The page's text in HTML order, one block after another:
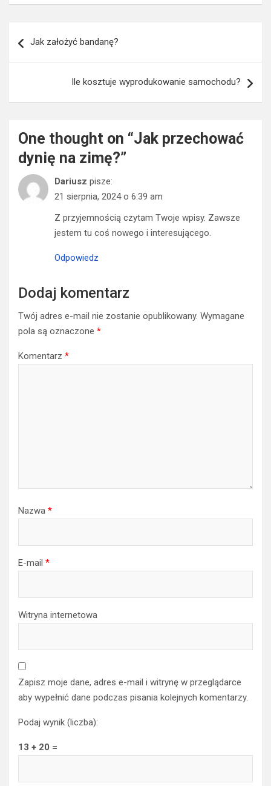
wpisu
Jak założyć bandanę?
Ile kosztuje wyprodukowanie samochodu?
One thought on “Jak przechować
dynię na zimę?”
Dariusz pisze:
21 sierpnia, 2024 o 6:39 am
Z przyjemnością czytam Twoje wpisy. Zawsze
jestem tu coś nowego i interesującego.
Odpowiedz
Dodaj komentarz
Twój adres e-mail nie zostanie opublikowany. Wymagane
pola są oznaczone *
Komentarz *
Nazwa *
E-mail *
Witryna internetowa
Zapisz moje dane, adres e-mail i witrynę w przeglądarce
aby wypełnić dane podczas pisania kolejnych komentarzy.
Podaj wynik (liczba):
13 + 20 =